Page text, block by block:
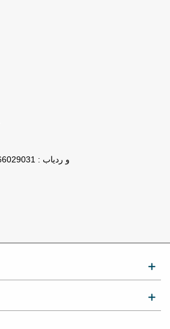
تلفن پشتیبانی GPS و ردیاب : 66029031-021